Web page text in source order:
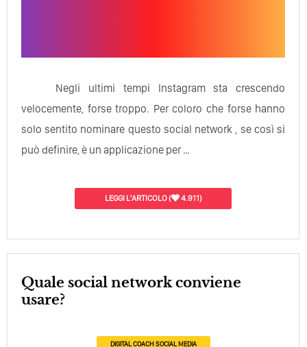
Negli ultimi tempi Instagram sta crescendo
velocemente, forse troppo. Per coloro che forse hanno
solo sentito nominare questo social network , se così si
può definire, è un applicazione per …
LEGGI L'ARTICOLO( 4.911)
Quale social network conviene
usare?
DIGITAL COACH SOCIAL MEDIA